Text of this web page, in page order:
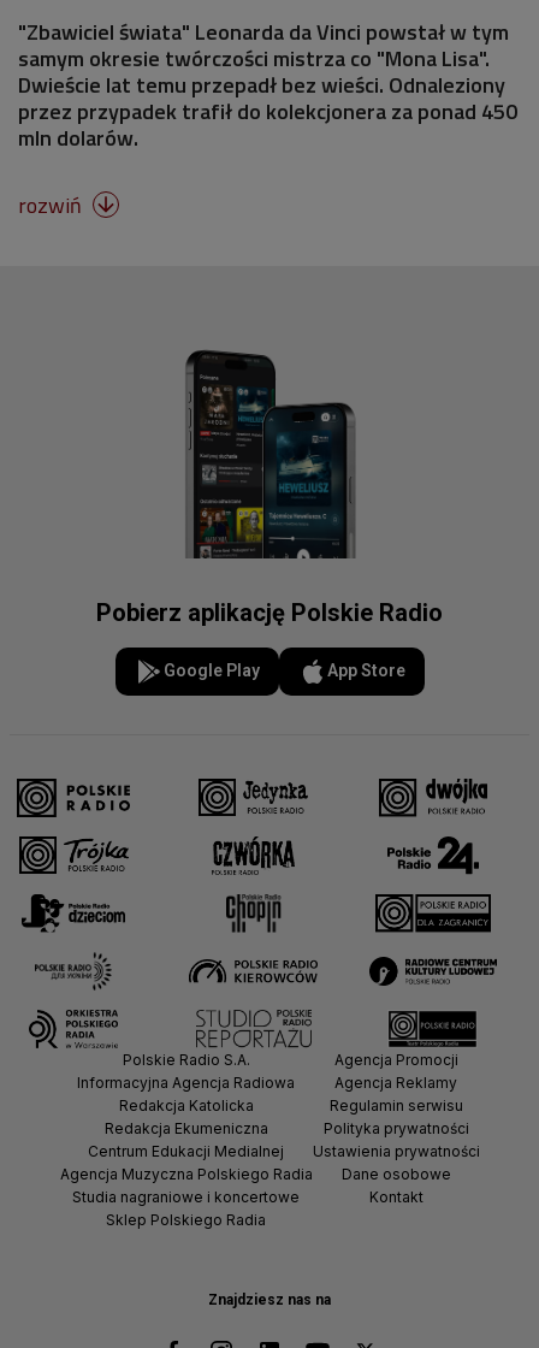
"Zbawiciel świata" Leonarda da Vinci powstał w tym
samym okresie twórczości mistrza co "Mona Lisa".
Dwieście lat temu przepadł bez wieści. Odnaleziony
przez przypadek trafił do kolekcjonera za ponad 450
mln dolarów.
rozwiń 
Pobierz aplikację Polskie Radio
Google Play App Store
Znajdziesz nas na
Polskie Radio S.A.
Informacyjna Agencja Radiowa
Redakcja Katolicka
Redakcja Ekumeniczna
Centrum Edukacji Medialnej
Agencja Muzyczna Polskiego Radia
Studia nagraniowe i koncertowe
Sklep Polskiego Radia
Agencja Promocji
Agencja Reklamy
Regulamin serwisu
Polityka prywatności
Ustawienia prywatności
Dane osobowe
Kontakt